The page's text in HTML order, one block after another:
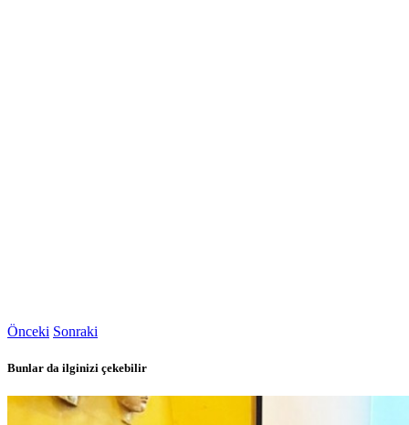
Önceki Sonraki
Bunlar da ilginizi çekebilir